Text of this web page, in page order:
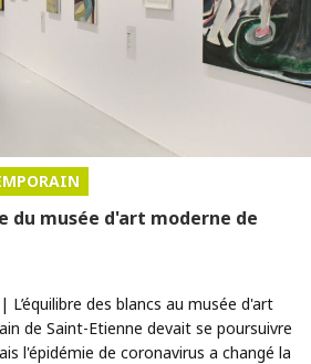
du musée d'art moderne de
L’équilibre des blancs au musée d'art
de Saint-Etienne devait se poursuivre
l'épidémie de coronavirus a changé la